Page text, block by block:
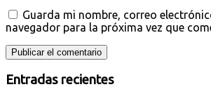
Guarda mi nombre, correo
navegador para la próxima vez que
Entradas recientes